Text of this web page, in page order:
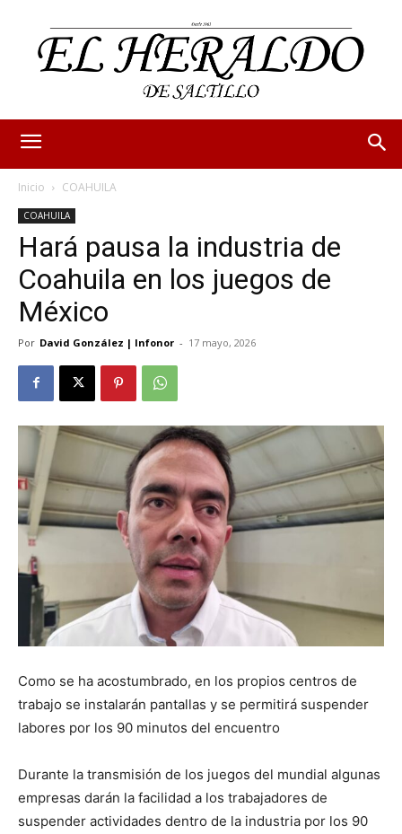
Inicio COAHUILA
COAHUILA
Hará pausa la industria de
Coahuila en los juegos de
México
Por David González | Infonor - 17 mayo, 2026
Como se ha acostumbrado, en los propios centros de
trabajo se instalarán pantallas y se permitirá suspender
labores por los 90 minutos del encuentro
Durante la transmisión de los juegos del mundial algunas
empresas darán la facilidad a los trabajadores de
suspender actividades dentro de la industria por los 90